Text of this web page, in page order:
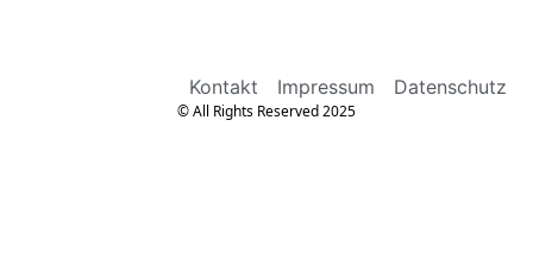
Kontakt Impressum Datenschutz
© All Rights Reserved 2025